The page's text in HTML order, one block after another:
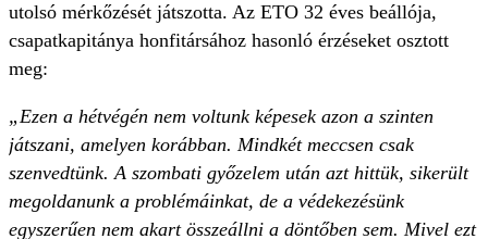
utolsó mérkőzését játszotta. Az ETO 32 éves beállója,
csapatkapitánya honfitársához hasonló érzéseket osztott
meg:
„Ezen a hétvégén nem voltunk képesek azon a szinten
játszani, amelyen korábban. Mindkét meccsen csak
szenvedtünk. A szombati győzelem után azt hittük, sikerült
megoldanunk a problémáinkat, de a védekezésünk
egyszerűen nem akart összeállni a döntőben sem. Mivel ezt